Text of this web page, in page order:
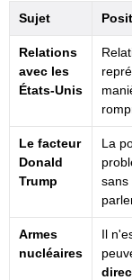
Sujet
Relations
avec les
États-Unis
Le facteur
Donald
Trump
La
sans
Armes
nucléaires
Il